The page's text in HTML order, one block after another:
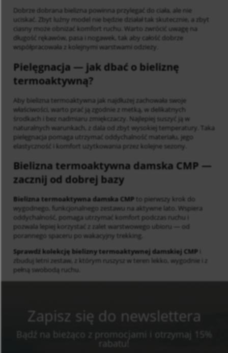
Dobrze dobrana bielizna powinna przylegać do ciała, ale nie
uciskać. Zbyt luźny model nie będzie działał tak skutecznie, a zbyt
ciasny może obniżać komfort ruchu. Warto zwrócić uwagę na
długość rękawów, pasa i nogawek, tak aby całość dobrze
współpracowała z kolejnymi warstwami odzieży.
Pielęgnacja — jak dbać o bieliznę
termoaktywną?
Aby bielizna termoaktywna jak najdłużej zachowała swoje
właściwości, warto prać ją zgodnie z metką, w delikatnych
środkach i bez nadmiaru zmiękczaczy. Najlepiej suszyć ją w
naturalnych warunkach, z dala od zbyt wysokiej temperatury. Taka
pielęgnacja pomaga utrzymać oddychalność materiału, jego
elastyczność i komfort użytkowania przez kolejne sezony.
Bielizna termoaktywna damska CMP —
zacznij od dobrej bazy
Bielizna termoaktywna damska CMP to pierwszy krok do
wygodnego, funkcjonalnego zestawu na aktywne lato. Wspiera
oddychalność, pomaga utrzymać komfort podczas ruchu i
pozwala lepiej korzystać z zalet warstwowego ubioru — od
porannego spaceru po wakacyjny trekking.
Sprawdź kolekcję bielizny termoaktywnej damskiej CMP
zbuduj letni zestaw, z którym ruszysz w teren lekko, wygodnie i z
pełną swobodą ruchu.
Zapisz się do newslettera
Bądź na bieżąco z promocjami i otrzymaj 15%
rabatu!